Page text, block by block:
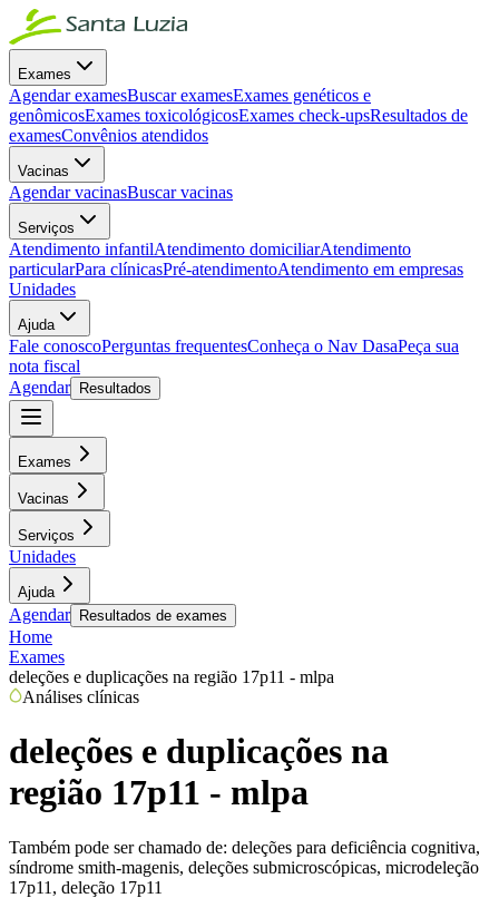
Exames
Agendar examesBuscar examesExames genéticos e
genômicosExames toxicológicosExames check-upsResultados de
examesConvênios atendidos
Vacinas
Agendar vacinasBuscar vacinas
Serviços
Atendimento infantilAtendimento domiciliarAtendimento
particularPara clínicasPré-atendimentoAtendimento em empresas
Unidades
Ajuda
Fale conoscoPerguntas frequentesConheça o Nav DasaPeça sua
nota fiscal
Agendar
Resultados
Exames
Vacinas
Serviços
Unidades
Ajuda
Agendar Resultados de exames
Home
Exames
deleções e duplicações na região 17p11 - mlpa
Análises clínicas
deleções e duplicações na
região 17p11 - mlpa
Também pode ser chamado de: deleções para deficiência cognitiva,
síndrome smith-magenis, deleções submicroscópicas, microdeleção
17p11, deleção 17p11